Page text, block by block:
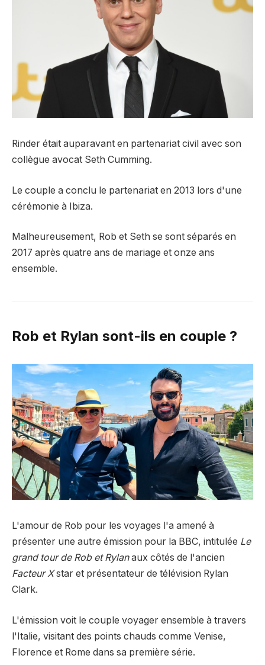
Rinder était auparavant en partenariat civil avec son
collègue avocat Seth Cumming.
Le couple a conclu le partenariat en 2013 lors d'une
cérémonie à Ibiza.
Malheureusement, Rob et Seth se sont séparés en
2017 après quatre ans de mariage et onze ans
ensemble.
Rob et Rylan sont-ils en couple ?
L'amour de Rob pour les voyages l'a amené à
présenter une autre émission pour la BBC, intitulée Le
grand tour de Rob et Rylanaux côtés de l'ancien
Facteur Xstar et présentateur de télévision Rylan
Clark.
L'émission voit le couple voyager ensemble à travers
l'Italie, visitant des points chauds comme Venise,
Florence et Rome dans sa première série.